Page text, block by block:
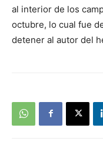
al interior de los
octubre, lo cual fue
detener al autor del